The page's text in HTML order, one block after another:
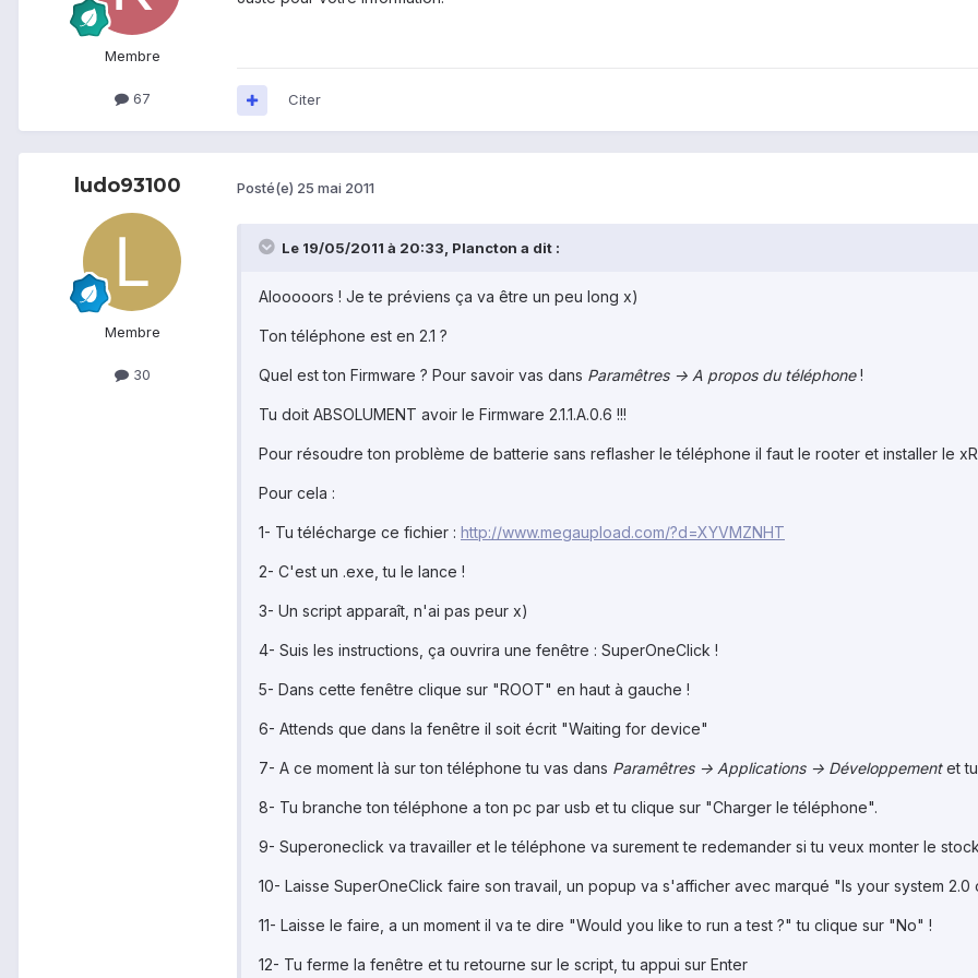
Membre
67 Citer
ludo93100
Membre
30
Posté(e) 25 mai 2011
Le 19/05/2011 à 20:33, Plancton a dit :
Alooooors ! Je te préviens ça va être un peu long x)
Ton téléphone est en 2.1 ?
Quel est ton Firmware ? Pour savoir vas dans Paramêtres -> A propos du téléphone!
Tu doit ABSOLUMENT avoir le Firmware 2.1.1.A.0.6 !!!
Pour résoudre ton problème de batterie sans reflasher le téléphone il faut le rooter et installer le
Pour cela :
1- Tu télécharge ce fichier : http://www.megaupload.com/?d=XYVMZNHT
2- C'est un .exe, tu le lance !
3- Un script apparaît, n'ai pas peur x)
4- Suis les instructions, ça ouvrira une fenêtre : SuperOneClick !
5- Dans cette fenêtre clique sur "ROOT" en haut à gauche !
6- Attends que dans la fenêtre il soit écrit "Waiting for device"
7- A ce moment là sur ton téléphone tu vas dans Paramêtres -> Applications -> Développementet tu
8- Tu branche ton téléphone a ton pc par usb et tu clique sur "Charger le téléphone".
9- Superoneclick va travailler et le téléphone va surement te redemander si tu veux monter le
10- Laisse SuperOneClick faire son travail, un popup va s'afficher avec marqué "Is your system 2.0
11- Laisse le faire, a un moment il va te dire "Would you like to run a test ?" tu clique sur "No" !
12- Tu ferme la fenêtre et tu retourne sur le script, tu appui sur Enter